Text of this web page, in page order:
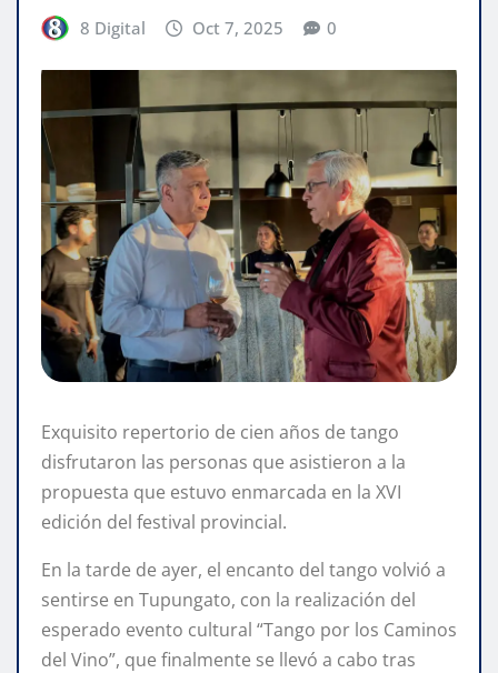
8 Digital Oct 7, 2025 0
Exquisito repertorio de cien años de tango
disfrutaron las personas que asistieron a la
propuesta que estuvo enmarcada en la XVI
edición del festival provincial.
En la tarde de ayer, el encanto del tango volvió a
sentirse en Tupungato, con la realización del
esperado evento cultural “Tango por los Caminos
del Vino”, que finalmente se llevó a cabo tras